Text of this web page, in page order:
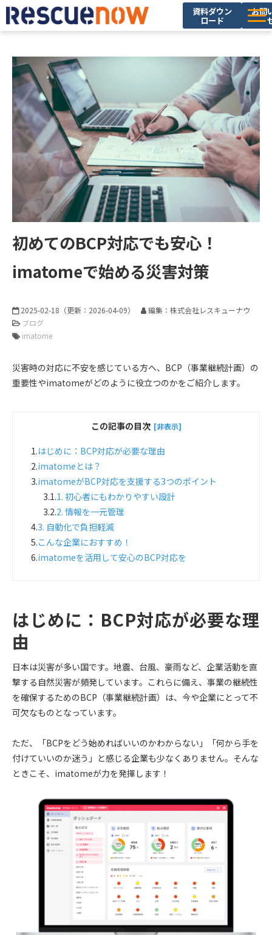
資料ダウン
ロード
お問
ブログ
お役立ち資料
ニュース
企業情報
採用情報
初めてのBCP対応でも安心！
imatomeで始める災害対策
2025-02-18 （更新： 2026-04-09）
編集：株式会社レスキューナウ
ブログ
imatome
災害時の対応に不安を感じている方へ、BCP（事業継続計画）の
重要性やimatomeがどのように役立つのかをご紹介します。
この記事の目次 [非表示]
1.はじめに：BCP対応が必要な理由
2.imatomeとは？
3.imatomeがBCP対応を支援する3つのポイント
3.1.1. 初心者にもわかりやすい設計
3.2.2. 情報を一元管理
4.3. 自動化で負担軽減
5.こんな企業におすすめ！
6.imatomeを活用して安心のBCP対応を
はじめに：BCP対応が必要な理
由
日本は災害が多い国です。地震、台風、豪雨など、企業活動を直
撃する自然災害が頻発しています。これらに備え、事業の継続性
を確保するためのBCP（事業継続計画）は、今や企業にとって不
可欠なものとなっています。
ただ、「BCPをどう始めればいいのかわからない」「何から手を
付けていいのか迷う」と感じる企業も少なくありません。そんな
ときこそ、imatomeが力を発揮します！